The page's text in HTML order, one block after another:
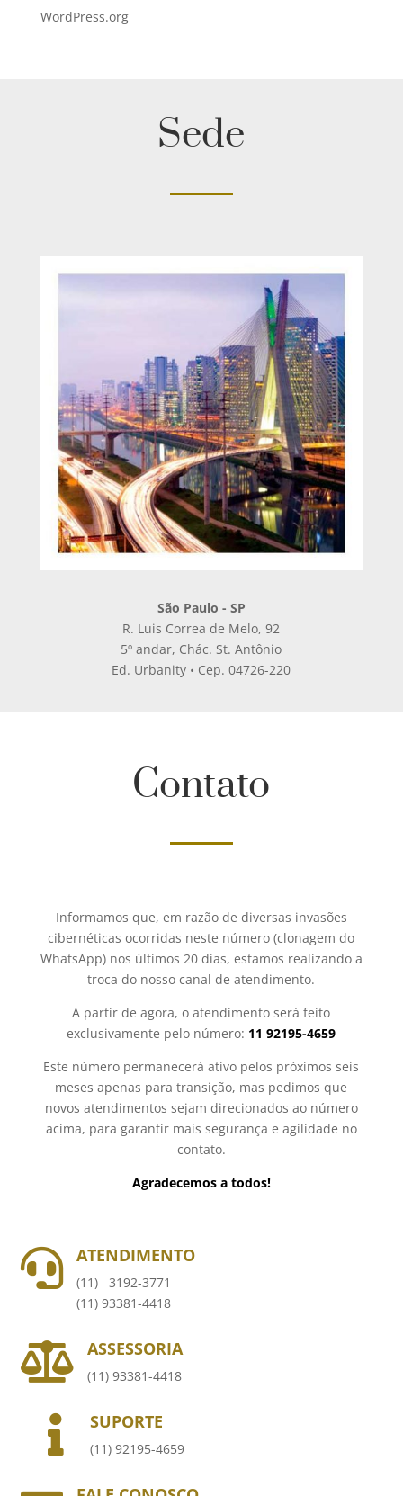
WordPress.org
Sede
São Paulo - SP
R. Luis Correa de Melo, 92
5º andar, Chác. St. Antônio
Ed. Urbanity • Cep. 04726-220
Contato
Informamos que, em razão de diversas invasões
cibernéticas ocorridas neste número (clonagem do
WhatsApp) nos últimos 20 dias, estamos realizando a
troca do nosso canal de atendimento.
A partir de agora, o atendimento será feito
exclusivamente pelo número: 11 92195-4659
Este número permanecerá ativo pelos próximos seis
meses apenas para transição, mas pedimos que
novos atendimentos sejam direcionados ao número
acima, para garantir mais segurança e agilidade no
contato.
Agradecemos a todos!
 ATENDIMENTO
(11) 3192-3771
(11) 93381-4418
 ASSESSORIA
(11) 93381-4418
 SUPORTE
(11) 92195-4659